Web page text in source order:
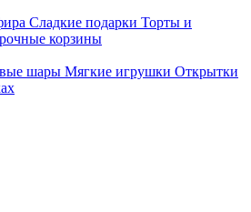
Сладкие подарки Торты и
корзины
шары Мягкие игрушки Открытки